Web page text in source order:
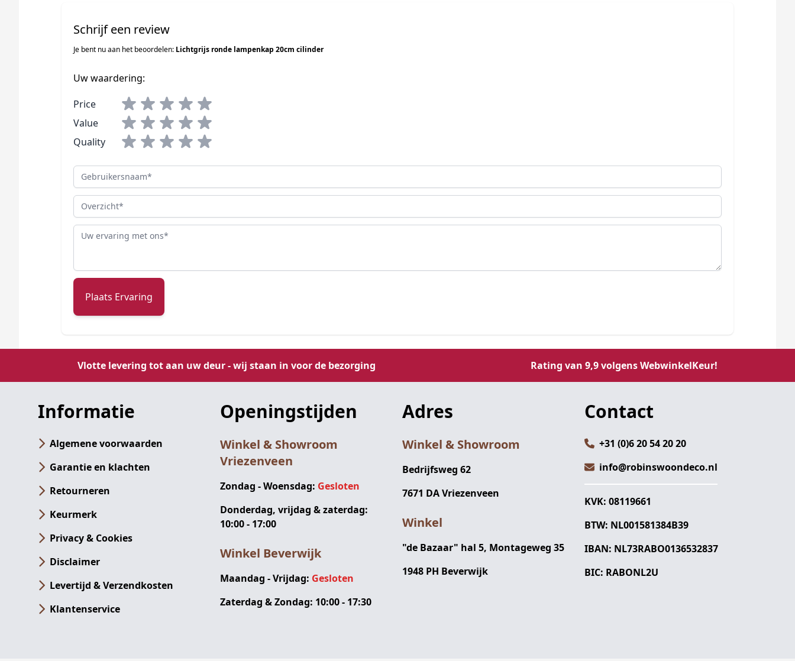
Schrijf een review
Je bent nu aan het beoordelen: Lichtgrijs ronde lampenkap 20cm cilinder
Uw waardering:
Price
Value
Quality
Gebruikersnaam
Overzicht
Review
Plaats Ervaring
Vlotte levering tot aan uw deur - wij staan in voor de bezorging Rating van 9,9 volgens WebwinkelKeur!
Informatie
Algemene voorwaarden
Garantie en klachten
Retourneren
Keurmerk
Privacy & Cookies
Disclaimer
Levertijd & Verzendkosten
Klantenservice
Openingstijden
Winkel & Showroom
Vriezenveen
Zondag - Woensdag: Gesloten
Donderdag, vrijdag & zaterdag:
10:00 - 17:00
Winkel Beverwijk
Maandag - Vrijdag: Gesloten
Zaterdag & Zondag: 10:00 - 17:30
Adres
Winkel & Showroom
Bedrijfsweg 62
7671 DA Vriezenveen
Winkel
"de Bazaar" hal 5, Montageweg 35
1948 PH Beverwijk
Contact
+31 (0)6 20 54 20 20
info@robinswoondeco.nl
KVK: 08119661
BTW: NL001581384B39
IBAN: NL73RABO0136532837
BIC: RABONL2U